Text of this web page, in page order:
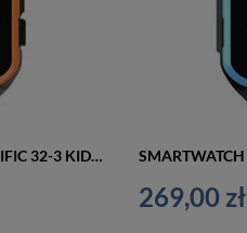
SMARTWATCH DZIECIĘCY PACIFIC 32-3 KIDS - POMARAŃCZOWO CZARNY (sy028c)
269,00 zł